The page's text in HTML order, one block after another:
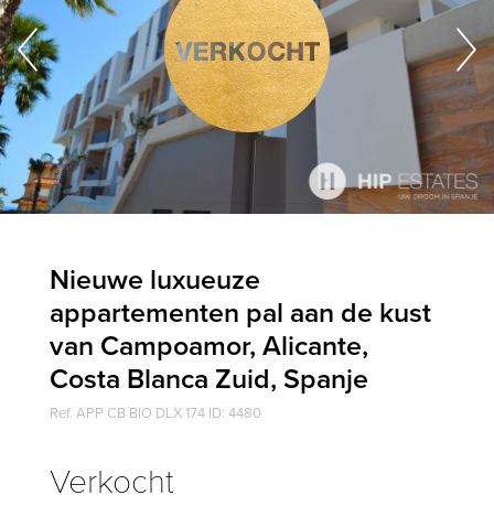
Nieuwe luxueuze
appartementen pal aan de kust
van Campoamor, Alicante,
Costa Blanca Zuid, Spanje
Ref. APP CB BIO DLX 174 ID: 4480
Verkocht